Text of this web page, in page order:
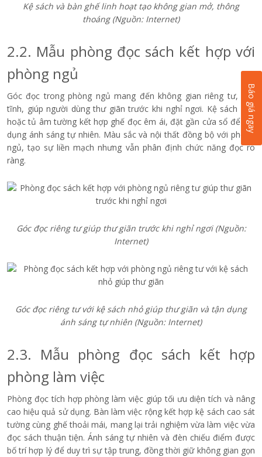
Kệ sách và bàn ghế linh hoạt tạo không gian mở, thông
thoáng(Nguồn: Internet)
2.2. Mẫu phòng đọc sách kết hợp với
phòng ngủ
Góc đọc trong phòng ngủ mang đến không gian riêng tư, yên
tĩnh, giúp người dùng thư giãn trước khi nghỉ ngơi. Kệ sách nhỏ
hoặc tủ âm tường kết hợp ghế đọc êm ái, đặt gần cửa sổ để tận
dụng ánh sáng tự nhiên. Màu sắc và nội thất đồng bộ với phòng
ngủ, tạo sự liền mạch nhưng vẫn phân định chức năng đọc rõ
ràng.
Góc đọc riêng tư giúp thư giãn trước khi nghỉ ngơi(Nguồn:
Internet)
Góc đọc riêng tư với kệ sách nhỏ giúp thư giãn và tận dụng
ánh sáng tự nhiên (Nguồn: Internet)
2.3. Mẫu phòng đọc sách kết hợp
phòng làm việc
Phòng đọc tích hợp phòng làm việc giúp tối ưu diện tích và nâng
cao hiệu quả sử dụng. Bàn làm việc rộng kết hợp kệ sách cao sát
tường cùng ghế thoải mái, mang lại trải nghiệm vừa làm việc vừa
đọc sách thuận tiện. Ánh sáng tự nhiên và đèn chiếu điểm được
bố trí hợp lý để duy trì sự tập trung, đồng thời giữ không gian gọn
Báo giá ngay